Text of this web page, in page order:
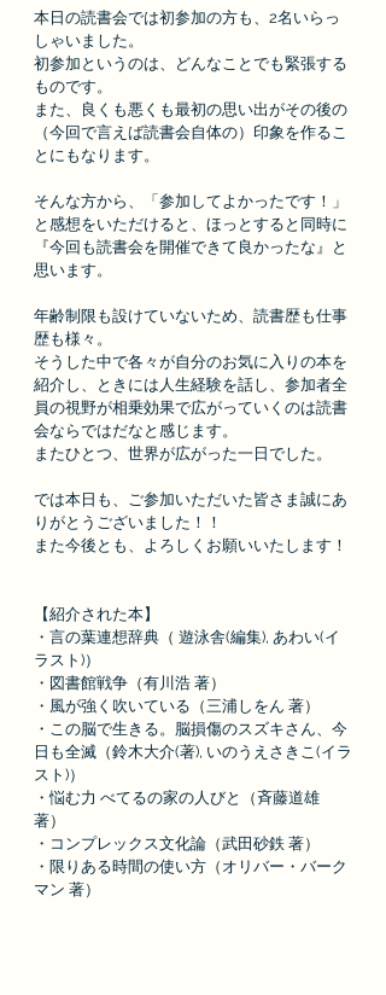
本日の読書会では初参加の方も、2名いらっ
しゃいました。
初参加というのは、どんなことでも緊張する
ものです。
また、良くも悪くも最初の思い出がその後の
（今回で言えば読書会自体の）印象を作るこ
とにもなります。
そんな方から、「参加してよかったです！」
と感想をいただけると、ほっとすると同時に
『今回も読書会を開催できて良かったな』と
思います。
年齢制限も設けていないため、読書歴も仕事
歴も様々。
そうした中で各々が自分のお気に入りの本を
紹介し、ときには人生経験を話し、参加者全
員の視野が相乗効果で広がっていくのは読書
会ならではだなと感じます。
またひとつ、世界が広がった一日でした。
では本日も、ご参加いただいた皆さま誠にあ
りがとうございました！！
また今後とも、よろしくお願いいたします！
【紹介された本】
・言の葉連想辞典（ 遊泳舎(編集), あわい(イ
ラスト)）
・図書館戦争（有川浩 著）
・風が強く吹いている（三浦しをん 著）
・この脳で生きる。脳損傷のスズキさん、今
日も全滅（鈴木大介(著), いのうえさきこ(イラ
スト)）
・悩む力 べてるの家の人びと（斉藤道雄
著）
・コンプレックス文化論（武田砂鉄 著）
・限りある時間の使い方（オリバー・バーク
マン 著）